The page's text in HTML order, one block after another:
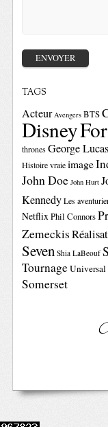
TAGS
Acteur Avengers BTS
Disney
thrones George Lucas
Histoire vraie image
John Doe John Hurt
Kennedy Les
NetflixPhil Connors
Zemeckis
Seven Shia LaBeouf
TournageUniversal
Somerset